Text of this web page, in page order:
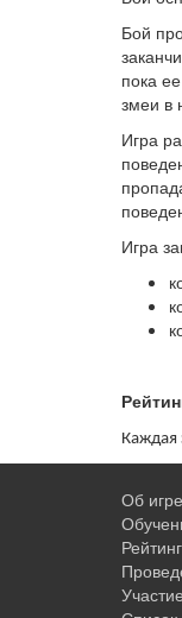
Бой
пока
змеи в
Игра
Игра
Каждая
Об игре